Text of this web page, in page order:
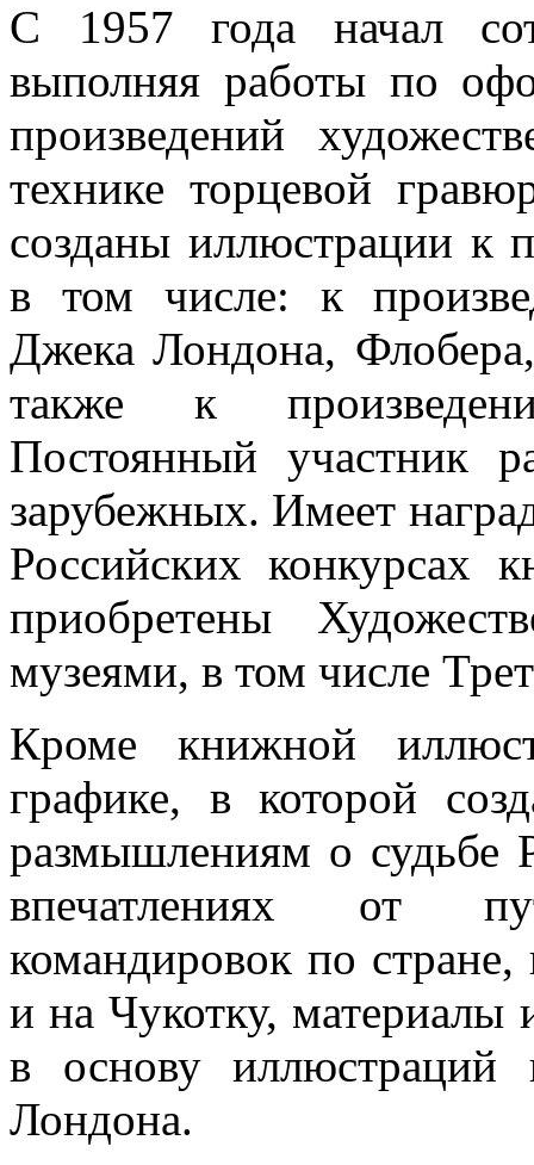
С 1957 года начал
выполняя работы по
произведений
технике торцевой
созданы иллюстрации к
в том числе: к
Джека Лондона,
также к
Постоянный участник
зарубежных. Имеет
Российских конкурсах
приобретены
музеями, в том числе
Кроме книжной
графике, в которой
размышлениям о судьбе
впечатлениях от
командировок по
и на Чукотку, материалы
в основу иллюстраций
Лондона.